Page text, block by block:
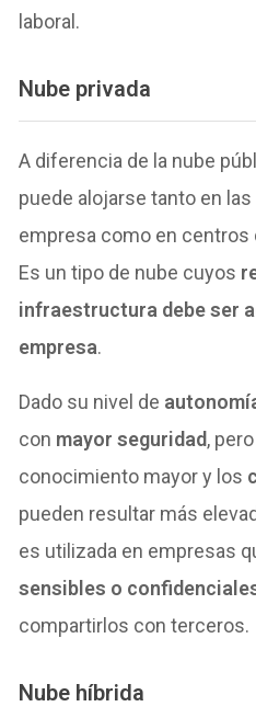
laboral.
Nube privada
A diferencia de la nube
puede alojarse tanto en
empresa como en
Es un tipo de nube cuyos
infraestructura debe ser
empresa.
Dado su nivel de
con mayor seguridad,
conocimiento mayor y los
pueden resultar más
es utilizada en empresas
sensibles o
compartirlos con terceros.
Nube híbrida